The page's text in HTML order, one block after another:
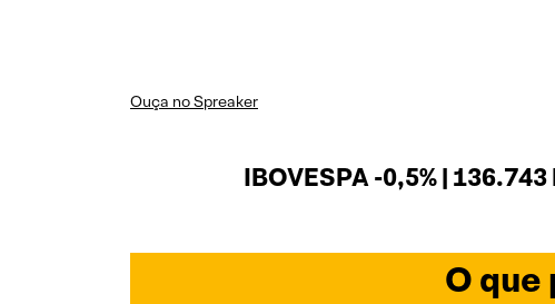
Ouça no Spreaker
IBOVESPA -0,5% |
O